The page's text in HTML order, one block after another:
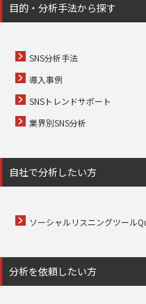
目的・分析手法から探す
SNS分析手法
導入事例
SNSトレンドサポート
業界別SNS分析
自社で分析したい方
ソーシャルリスニングツール
分析を依頼したい方